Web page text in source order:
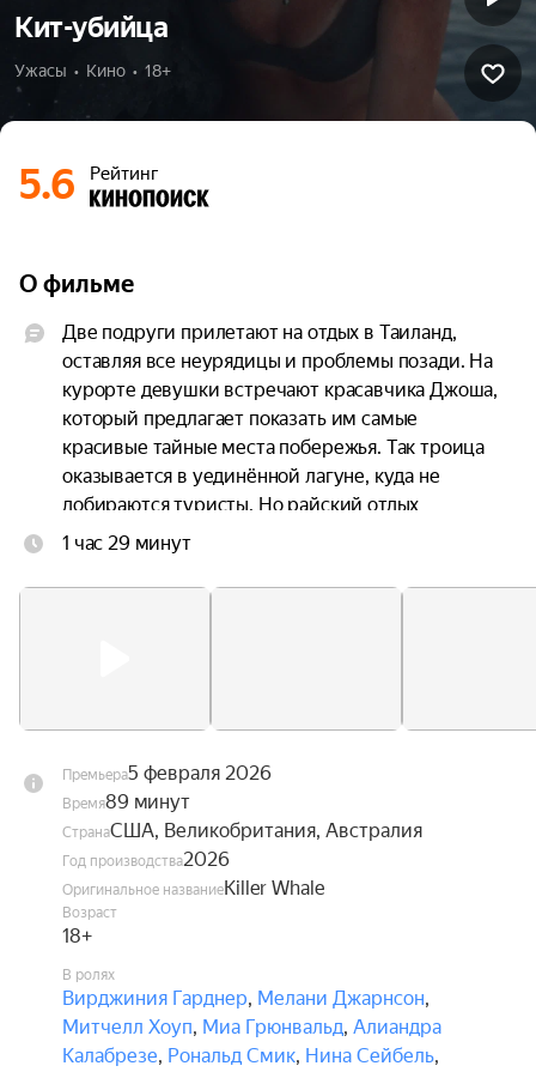
Кит-убийца
Ужасы  •  Кино  •  18+
5.6 Рейтинг
О фильме
Две подруги прилетают на отдых в Таиланд,
оставляя все неурядицы и проблемы позади. На
курорте девушки встречают красавчика Джоша,
который предлагает показать им самые
красивые тайные места побережья. Так троица
оказывается в уединённой лагуне, куда не
добираются туристы. Но райский отдых
оборачивается смертельной ловушкой, когда на
заточения и жаждет отомстить за годы неволи.
1 час 29 минут
Премьера5 февраля 2026
Время89 минут
СтранаСША, Великобритания, Австралия
Год производства2026
Оригинальное названиеKiller Whale
Возраст
18+
В ролях
Вирджиния Гарднер, Мелани Джарнсон,
Митчелл Хоуп, Миа Грюнвальд, Алиандра
Калабрезе, Рональд Смик, Нина Сейбель,